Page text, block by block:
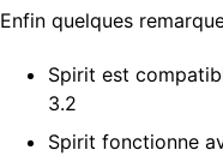
Enfin quelques
Spirit est
3.2
Spirit fonctionne